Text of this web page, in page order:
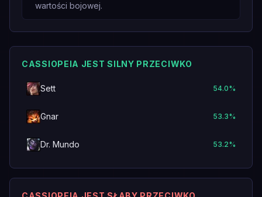
wartości bojowej.
CASSIOPEIA JEST SILNY PRZECIWKO
Sett 54.0%
Gnar 53.3%
Dr. Mundo 53.2%